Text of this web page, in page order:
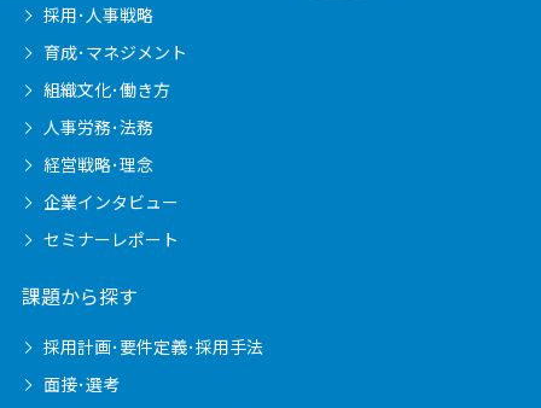
採用･人事戦略
育成･マネジメント
組織文化･働き方
人事労務･法務
経営戦略･理念
企業インタビュー
セミナーレポート
課題から探す
採用計画･要件定義･採用手法
面接･選考